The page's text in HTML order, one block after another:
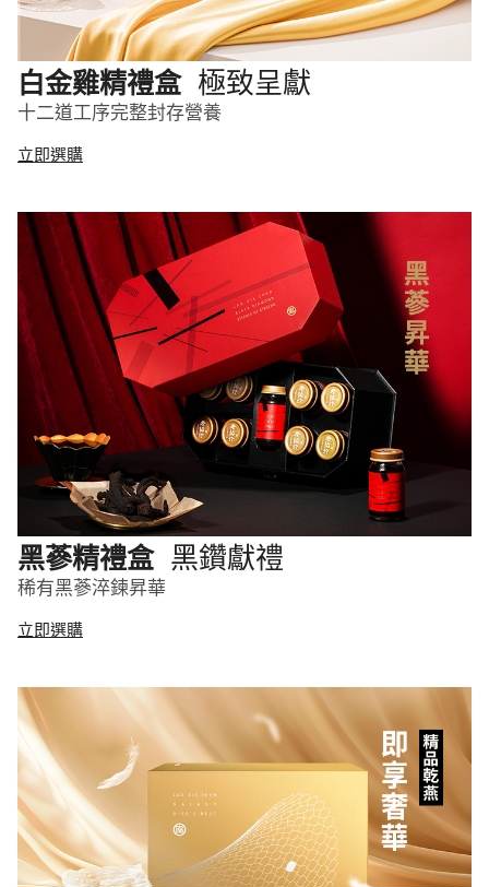
白金雞精禮盒 極致呈獻
十二道工序完整封存營養
立即選購
黑蔘精禮盒 黑鑽獻禮
稀有黑蔘淬鍊昇華
立即選購